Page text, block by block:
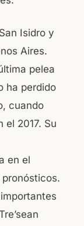
Isidro y
Aires.
pelea
ha perdido
cuando
el 2017. Su
en el